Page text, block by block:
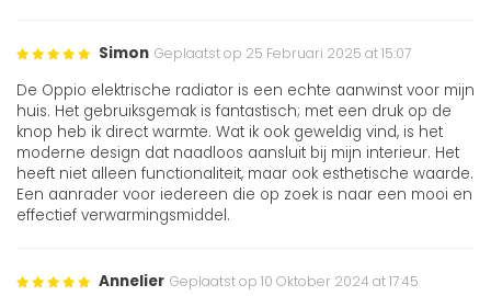
Simon Geplaatst op 25 Februari 2025 at 15:07
De Oppio elektrische radiator is een echte aanwinst voor mijn
huis. Het gebruiksgemak is fantastisch; met een druk op de
knop heb ik direct warmte. Wat ik ook geweldig vind, is het
moderne design dat naadloos aansluit bij mijn interieur. Het
heeft niet alleen functionaliteit, maar ook esthetische waarde.
Een aanrader voor iedereen die op zoek is naar een mooi en
effectief verwarmingsmiddel.
Annelier Geplaatst op 10 Oktober 2024 at 17:45